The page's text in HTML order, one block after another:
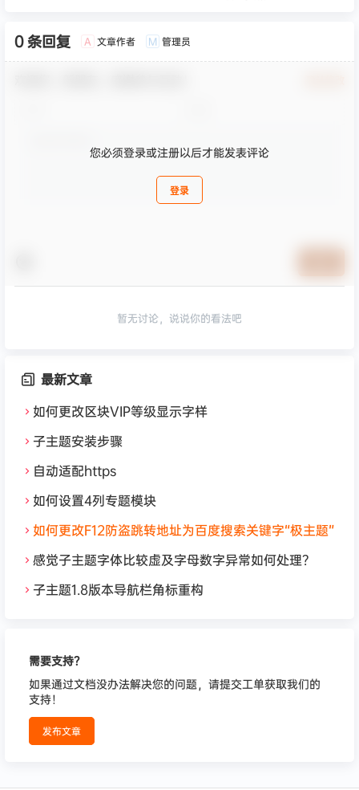
最新文章
如何更改区块VIP等级显示字样
子主题安装步骤
自动适配https
如何设置4列专题模块
如何更改F12防盗跳转地址为百度搜索关键字“极主题”
感觉子主题字体比较虚及字母数字异常如何处理？
子主题1.8版本导航栏角标重构
需要支持？
如果通过文档没办法解决您的问题，请提交工单获取我们的
支持！
发布文章
0 条回复 A 文章作者 M 管理员
您必须登录或注册以后才能发表评论
登录
暂无讨论，说说你的看法吧